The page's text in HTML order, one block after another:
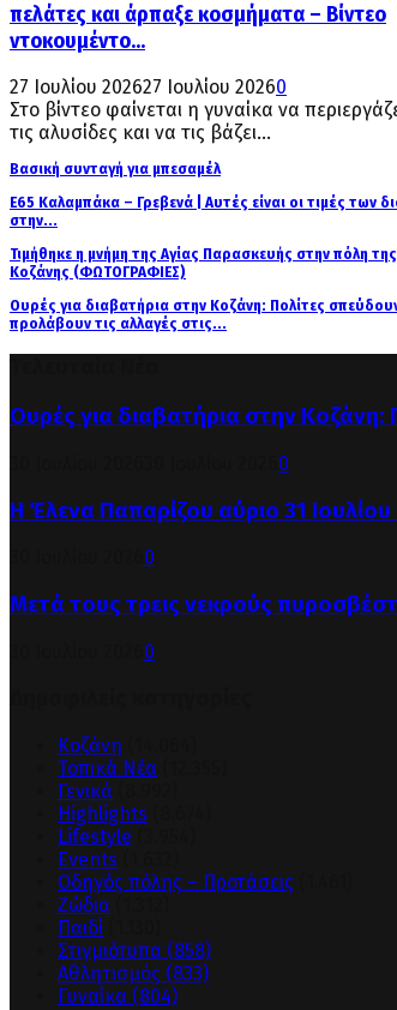
πελάτες και άρπαξε κοσμήματα – Βίντεο
ντοκουμέντο...
27 Ιουλίου 202627 Ιουλίου 20260
Στο βίντεο φαίνεται η γυναίκα να
τις αλυσίδες και να τις βάζει...
Βασική συνταγή για μπεσαμέλ
Ε65 Καλαμπάκα – Γρεβενά | Αυτές είναι οι τιμές των
στην...
Τιμήθηκε η μνήμη της Αγίας Παρασκευής στην πόλη της
Κοζάνης (ΦΩΤΟΓΡΑΦΙΕΣ)
Ουρές για διαβατήρια στην Κοζάνη: Πολίτες
προλάβουν τις αλλαγές στις...
Ουρές για διαβατήρια στην Κοζάνη:
0
Η Έλενα Παπαρίζου αύριο 31
0
Μετά τους τρεις νεκρούς
0
Κοζάνη
Τοπικά Νέα
Γενικά
Highlights
Lifestyle
Events
Οδηγός πόλης – Προτάσεις
Ζώδια
Παιδί
Στιγμιότυπα (858)
Αθλητισμός (833)
Γυναίκα (804)